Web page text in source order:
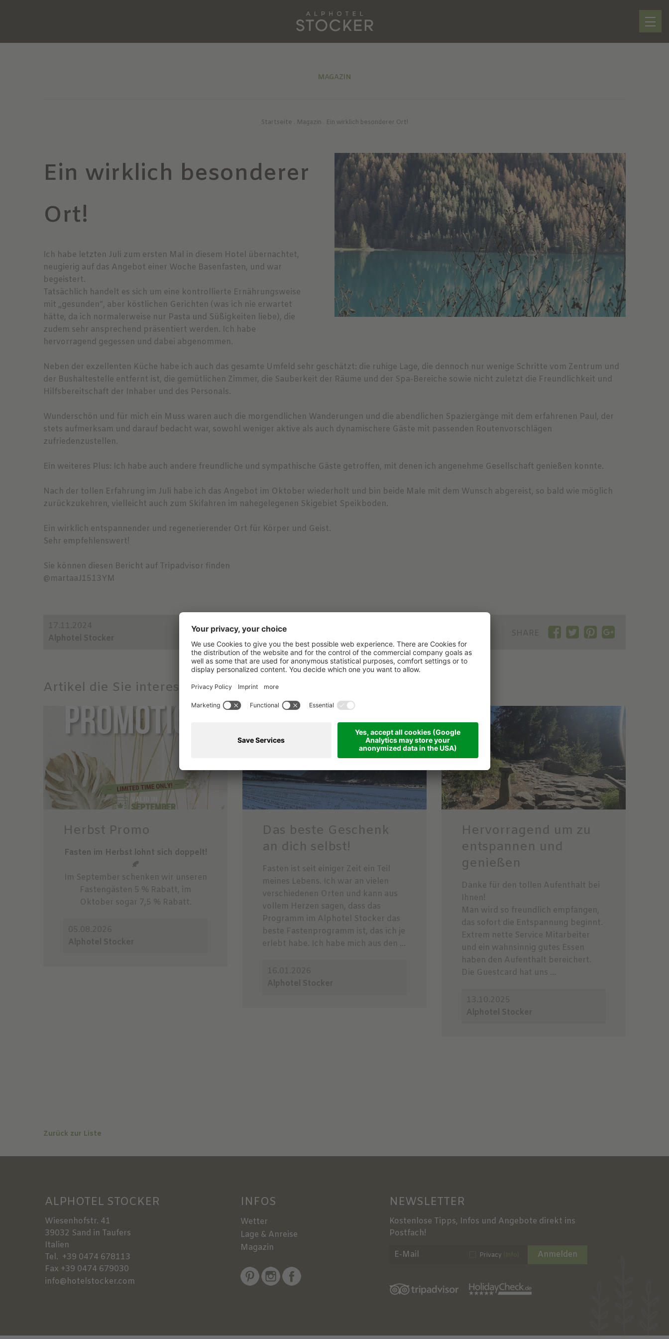
MAGAZIN
Startseite . Magazin . Ein wirklich besonderer Ort!
Ein wirklich besonderer
Ort!
Ich habe letzten Juli zum ersten Mal in diesem Hotel übernachtet,
neugierig auf das Angebot einer Woche Basenfasten, und war
begeistert.
Tatsächlich handelt es sich um eine kontrollierte Ernährungsweise
mit „gesunden“, aber köstlichen Gerichten (was ich nie erwartet
hätte, da ich normalerweise nur Pasta und Süßigkeiten liebe), die
zudem sehr ansprechend präsentiert werden. Ich habe
hervorragend gegessen und dabei abgenommen.
Neben der exzellenten Küche habe ich auch das gesamte Umfeld sehr geschätzt: die ruhige Lage, die dennoch nur wenige Schritte vom Zentrum und
der Bushaltestelle entfernt ist, die gemütlichen Zimmer, die Sauberkeit der Räume und der Spa-Bereiche sowie nicht zuletzt die Freundlichkeit und
Hilfsbereitschaft der Inhaber und des Personals.
Wunderschön und für mich ein Muss waren auch die morgendlichen Wanderungen und die abendlichen Spaziergänge mit dem erfahrenen Paul, der
stets aufmerksam und darauf bedacht war, sowohl weniger aktive als auch dynamischere Gäste mit passenden Routenvorschlägen
zufriedenzustellen.
Ein weiteres Plus: Ich habe auch andere freundliche und sympathische Gäste getroffen, mit denen ich angenehme Gesellschaft genießen konnte.
Nach der tollen Erfahrung im Juli habe ich das Angebot im Oktober wiederholt und bin beide Male mit dem Wunsch abgereist, so bald wie möglich
zurückzukehren, vielleicht auch zum Skifahren im nahegelegenen Skigebiet Speikboden.
Ein wirklich entspannender und regenerierender Ort für Körper und Geist.
Sehr empfehlenswert!
Sie können diesen Bericht auf Tripadvisor finden
@martaaJ1513YM
Artikel die Sie interessieren könnten
Herbst Promo
Fasten im Herbst lohnt sich doppelt!
🍂
Im September schenken wir unseren
Fastengästen 5 % Rabatt, im
Oktober sogar 7,5 % Rabatt.
Das beste Geschenk
an dich selbst!
Fasten ist seit einiger Zeit ein Teil
meines Lebens. Ich war an vielen
verschiedenen Orten und kann aus
vollem Herzen sagen, dass das
Programm im Alphotel Stocker das
beste Fastenprogramm ist, das ich je
erlebt habe. Ich habe mich aus den ...
Hervorragend um zu
entspannen und
genießen
Danke für den tollen Aufenthalt bei
Ihnen!
Man wird so freundlich empfangen,
das sofort die Entspannung beginnt.
Extrem nette Service Mitarbeiter
und ein wahnsinnig gutes Essen
haben den Aufenthalt bereichert.
Die Guestcard hat uns ...
Zurück zur Liste
ALPHOTEL STOCKER
Wiesenhofstr. 41
39032 Sand in Taufers
Italien
Tel. +39 0474 678113
Fax +39 0474 679030
info@hotelstocker.com
INFOS
Wetter
Lage & Anreise
Magazin
NEWSLETTER
Kostenlose Tipps, Infos und Angebote direkt ins
Postfach!
Privacy Anmelden